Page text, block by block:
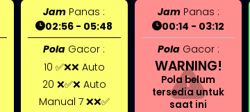
Jam Panas :
02:56 - 05:48
Pola Gacor :
10 ✅❌❌ Auto
20 ❌✅❌ Auto
Manual 7 ❌❌✅
JamPanas :
00:14 - 03:12
PolaGacor :
WARNING!
Pola belum
tersedia untuk
saat ini